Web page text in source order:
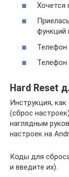
Хочется
функций
Телефон
Телефон
Hard Reset
Инструкция,
(сброс
наглядным
настроек на
Коды для
и введите их).